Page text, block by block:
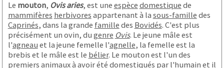
Le mouton, Ovis aries, est une espèce domestique de
mammifères herbivores appartenant à la sous-famille des
Caprinés, dans la grande famille des Bovidés. C'est plus
précisément un ovin, du genre Ovis. Le jeune mâle est
l'agneau et la jeune femelle l'agnelle, la femelle est la
brebis et le mâle est le bélier. Le mouton est l'un des
premiers animaux à avoir été domestiqués par l'humain et il